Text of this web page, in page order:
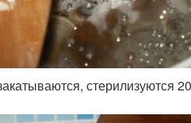
стерилизуются